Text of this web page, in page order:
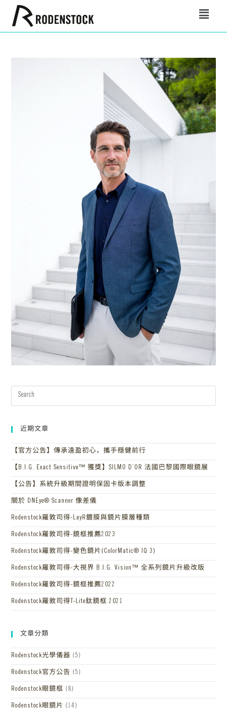
近期文章
【官方公告】傳承遠盈初心，攜手穩健前行
【B.I.G. Exact Sensitive™ 獲獎】SILMO D’OR 法國巴黎國際眼鏡展
【公告】系統升級期間證明保固卡版本調整
關於 DNEye® Scanner 像差儀
Rodenstock羅敦司得-LayR鍍膜與鏡片膜層種類
Rodenstock羅敦司得-鏡框推薦2023
Rodenstock羅敦司得-變色鏡片(ColorMatic® IQ 3)
Rodenstock羅敦司得-大視界 B.I.G. Vision™ 全系列鏡片升級改版
Rodenstock羅敦司得-鏡框推薦2022
Rodenstock羅敦司得T-Lite鈦鏡框 2021
文章分類
Rodenstock光學儀器 (5)
Rodenstock官方公告 (5)
Rodenstock眼鏡框 (8)
Rodenstock眼鏡片 (14)